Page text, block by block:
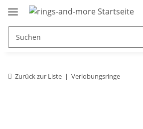
Zurück zur Liste Verlobungsringe